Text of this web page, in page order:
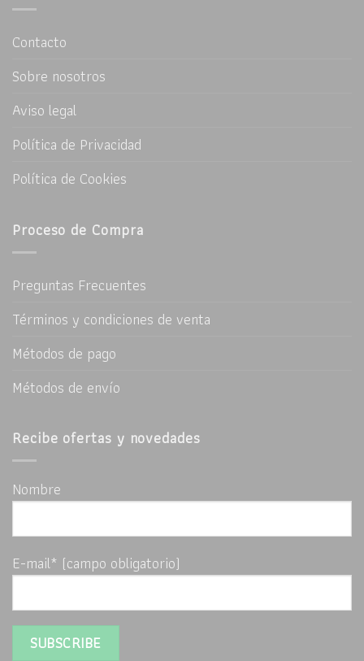
Contacto
Sobre nosotros
Aviso legal
Política de Privacidad
Política de Cookies
Proceso de Compra
Preguntas Frecuentes
Términos y condiciones de venta
Métodos de pago
Métodos de envío
Recibe ofertas y novedades
Nombre
E-mail* (campo obligatorio)